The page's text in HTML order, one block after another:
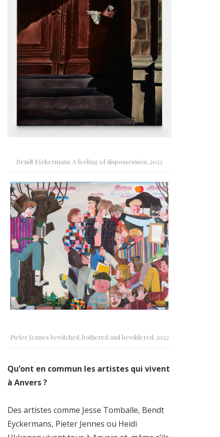
Bendt Eyckermans A feeling of dispossession, 2022
Pieter Jennes bewitched, bothered and bewildered, 2022
Qu’ont en commun les artistes qui vivent
à Anvers ?
Des artistes comme Jesse Tomballe, Bendt
Eyckermans, Pieter Jennes ou Heidi